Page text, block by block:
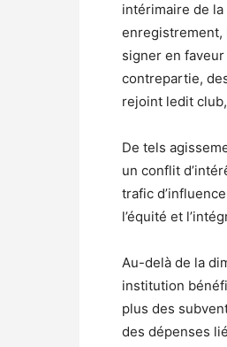
intérimaire de
enregistrement,
signer en
contrepartie,
rejoint ledit
De tels
un conflit
trafic
l’équité et
Au-delà de la
institution
plus des
des dépenses